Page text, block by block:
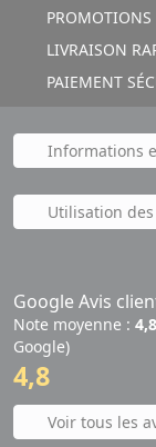
PROMOTIONS
LIVRAISON
PAIEMENT
Informations
Utilisation des
Google Avis
Note moyenne :
Google)
4,8
Voir tous les